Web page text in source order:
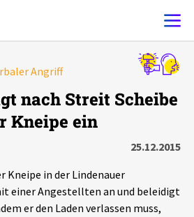
Ereignis melden
Angriff
nach Streit Scheibe
Kneipe ein
25.12.2015
Kneipe in der Lindenauer
einer Angestellten an und beleidigt
er den Laden verlassen muss,
Statistik